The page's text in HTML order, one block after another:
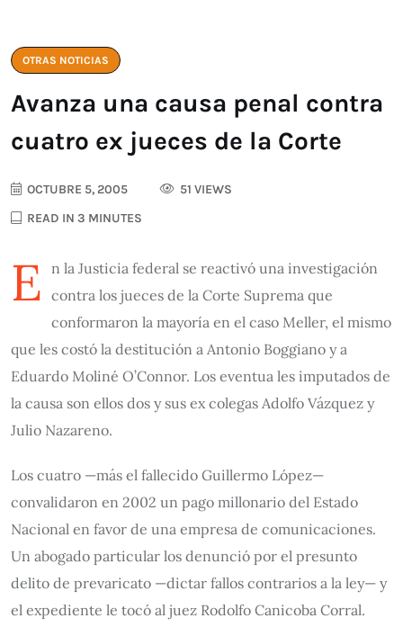
OTRAS NOTICIAS
Avanza una causa penal contra
cuatro ex jueces de la Corte
OCTUBRE 5, 2005
51 VIEWS
READ IN 3 MINUTES
E n la Justicia federal se reactivó una investigación
contra los jueces de la Corte Suprema que
conformaron la mayoría en el caso Meller, el mismo
que les costó la destitución a Antonio Boggiano y a
Eduardo Moliné O’Connor. Los eventua les imputados de
la causa son ellos dos y sus ex colegas Adolfo Vázquez y
Julio Nazareno.
Los cuatro —más el fallecido Guillermo López—
convalidaron en 2002 un pago millonario del Estado
Nacional en favor de una empresa de comunicaciones.
Un abogado particular los denunció por el presunto
delito de prevaricato —dictar fallos contrarios a la ley— y
el expediente le tocó al juez Rodolfo Canicoba Corral.